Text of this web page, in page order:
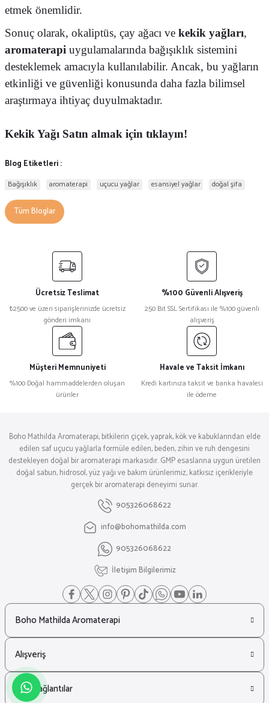
etmek önemlidir.
Sonuç olarak, okaliptüs, çay ağacı ve kekik yağları,
aromaterapi uygulamalarında bağışıklık sistemini
desteklemek amacıyla kullanılabilir. Ancak, bu yağların
etkinliği ve güvenliği konusunda daha fazla bilimsel
araştırmaya ihtiyaç duyulmaktadır.
Kekik Yağı Satın almak için tıklayın!
Blog Etiketleri :
Bağışıklık aromaterapi uçucu yağlar esansiyel yağlar doğal şifa
Tüm Bloglar
Ücretsiz Teslimat
₺2500 ve üzeri siparişlerinizde ücretsiz
gönderi imkanı
%100 Güvenli Alışveriş
250 Bit SSL Sertifikası ile %100 güvenli
alışveriş
Müşteri Memnuniyeti
%100 Doğal hammaddelerden oluşan
ürünler
Havale ve Taksit İmkanı
Kredi kartınıza taksit ve banka havalesi
ile ödeme
Boho Mathilda Aromaterapi, bitkilerin çiçek, yaprak, kök ve kabuklarından elde
edilen saf uçucu yağlarla formüle edilen, beden, zihin ve ruh dengesini
destekleyen doğal bir aromaterapi markasıdır. GMP esaslarına uygun üretilen
doğal sabun, hidrosol, yüz yağı ve bakım ürünlerimiz, katkısız içerikleriyle
gerçek bir aromaterapi deneyimi sunar.
905326068622
info@bohomathilda.com
905326068622
İletişim Bilgilerimiz
Boho Mathilda Aromaterapi
Alışveriş
Hızlı Bağlantılar